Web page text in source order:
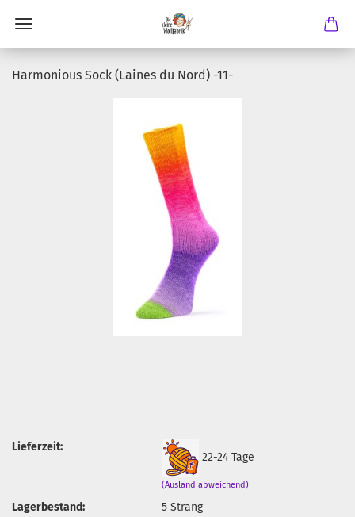
Harmonious Sock (Laines du Nord) -11-
Lieferzeit:
22-24 Tage
(Ausland abweichend)
Lagerbestand: 5Strang